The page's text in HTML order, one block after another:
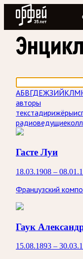
Радио Орфей
АБВГДЕЖЗИЙКЛМ
авторы
текстадирижёры
радиоведущие
Гасте Луи
18.03.1908 –
Французский
Гаук
15.08.1893 –